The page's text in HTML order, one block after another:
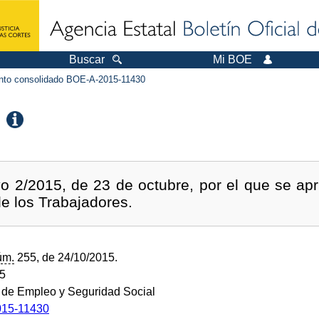
Buscar Mi BOE
consolidado BOE-A-2015-11430
2/2015, de 23 de octubre, por el que se
los Trabajadores.
255, de 24/10/2015.
Empleo y Seguridad Social
11430